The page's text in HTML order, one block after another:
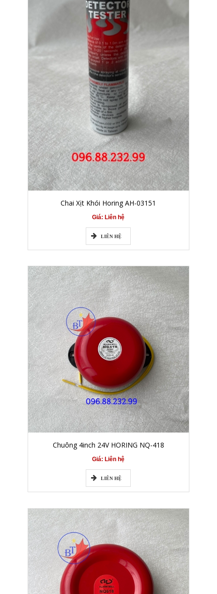
Chai Xịt Khói Horing AH-03151
Giá: Liên hệ
LIÊN HỆ
Chuông 4inch 24V HORING NQ-418
Giá: Liên hệ
LIÊN HỆ